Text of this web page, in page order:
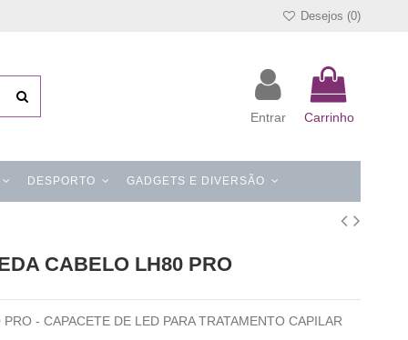
Desejos (0)
Entrar Carrinho
DESPORTO GADGETS E DIVERSÃO
CABELO LH80 PRO
- CAPACETE DE LED PARA TRATAMENTO CAPILAR